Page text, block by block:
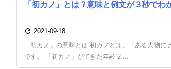
「初カノ」とは？意味と例文が３秒でわ
 2021-09-18
「初カノ」の意味とは 初カノとは、「ある人物
です。 「初カノ」ができた年齢 2 ...